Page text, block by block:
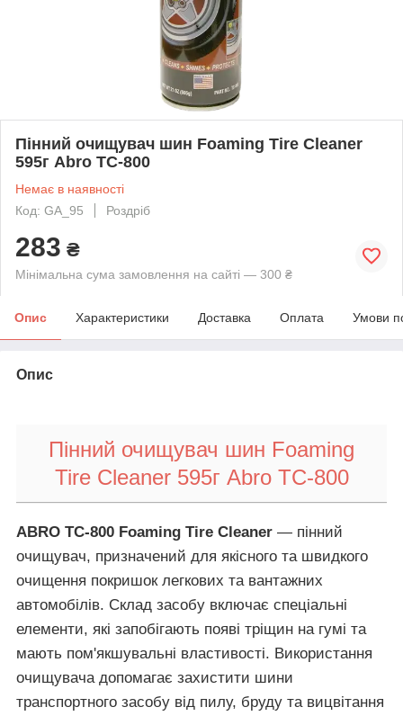
Пінний очищувач шин Foaming Tire Cleaner
595г Abro TC-800
Немає в наявності
Код: GA_95
Роздріб
283 ₴
Мінімальна сума замовлення на сайті — 300 ₴
Опис Характеристики Доставка Оплата Умови
Опис
Пінний очищувач шин Foaming
Tire Cleaner 595г Abro TC-800
ABRO TC-800 Foaming Tire Cleaner — пінний
очищувач, призначений для якісного та швидкого
очищення покришок легкових та вантажних
автомобілів. Склад засобу включає спеціальні
елементи, які запобігають появі тріщин на гумі та
мають пом'якшувальні властивості. Використання
очищувача допомагає захистити шини
транспортного засобу від пилу, бруду та вицвітання